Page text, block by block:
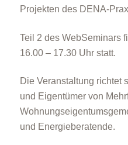
Projekten des DENA-
Teil 2 des WebSeminars
16.00 – 17.30 Uhr statt.
Die Veranstaltung richtet
und Eigentümer von
und Energieberatende.